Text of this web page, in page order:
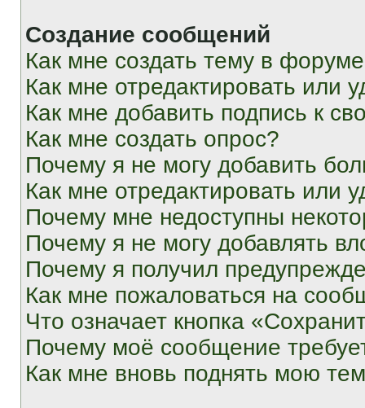
Создание сообщений
Как мне создать тему в
Как мне отредактировать или
Как мне добавить подпись к
Как мне создать опрос?
Почему я не могу добавить
Как мне отредактировать или
Почему мне недоступны
Почему я не могу добавлять
Почему я получил
Как мне пожаловаться на
Что означает кнопка
Почему моё сообщение
Как мне вновь поднять мою